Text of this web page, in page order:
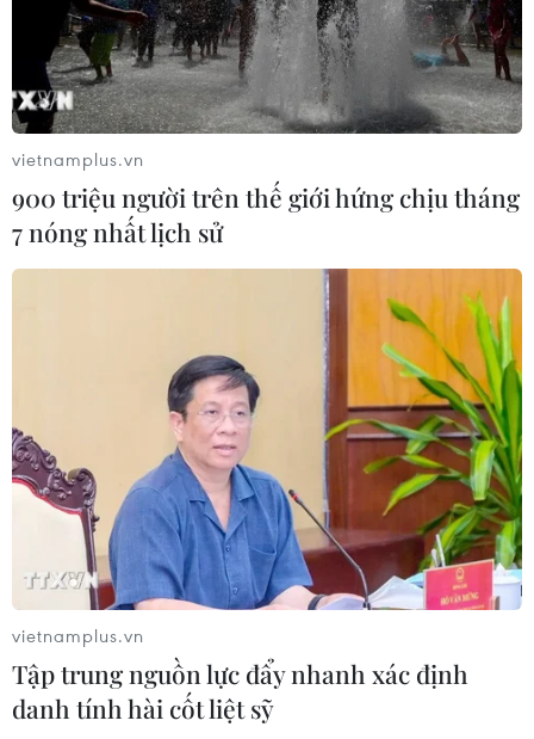
Bão Dolphin đổ bộ Trung Quốc,
hàng trăm nghìn người phải sơ tán
09/08/2026 14:11
Thành phố Hồ Chí Minh xuất hiện
mưa dông trên diện rộng
Hà Nội: Xử lý dứt điểm 3 vụ việc vi
phạm tại hồ Đồng Đò trước 30/9
09/08/2026 12:49
Quảng Trị: Mưa lớn gây ngập cục bộ,
tiềm ẩn nguy cơ lũ quét, sạt lở đất
Từ 10-11/8, Bắc Bộ và Trung Bộ có
vietnamplus.vn
900 triệu người trên thế giới hứng chịu tháng
7 nóng nhất lịch sử
vietnamplus.vn
Tập trung nguồn lực đẩy nhanh xác định
danh tính hài cốt liệt sỹ